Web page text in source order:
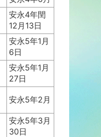
安永4年閏
12月13日
安永5年1月
6日
安永5年1月
27日
安永5年2月
安永5年3月
30日